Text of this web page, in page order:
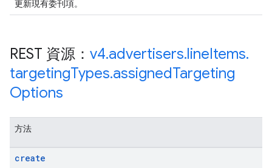
更新現有委刊項。
REST 資源： v4.advertisers.lineItems.
targetingTypes.assignedTargeting
Options
方法
create